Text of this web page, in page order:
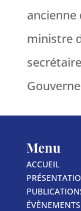
ancienne
ministre
Menu
ACCUEIL
ÉVÈNEMENTS